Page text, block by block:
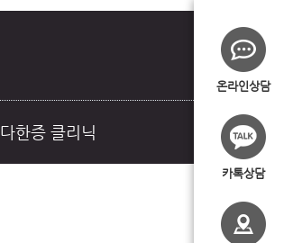
온라인상담
카톡상담
다한증 클리닉